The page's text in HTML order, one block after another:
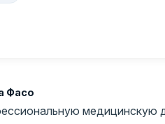
Фасо
медицинскую